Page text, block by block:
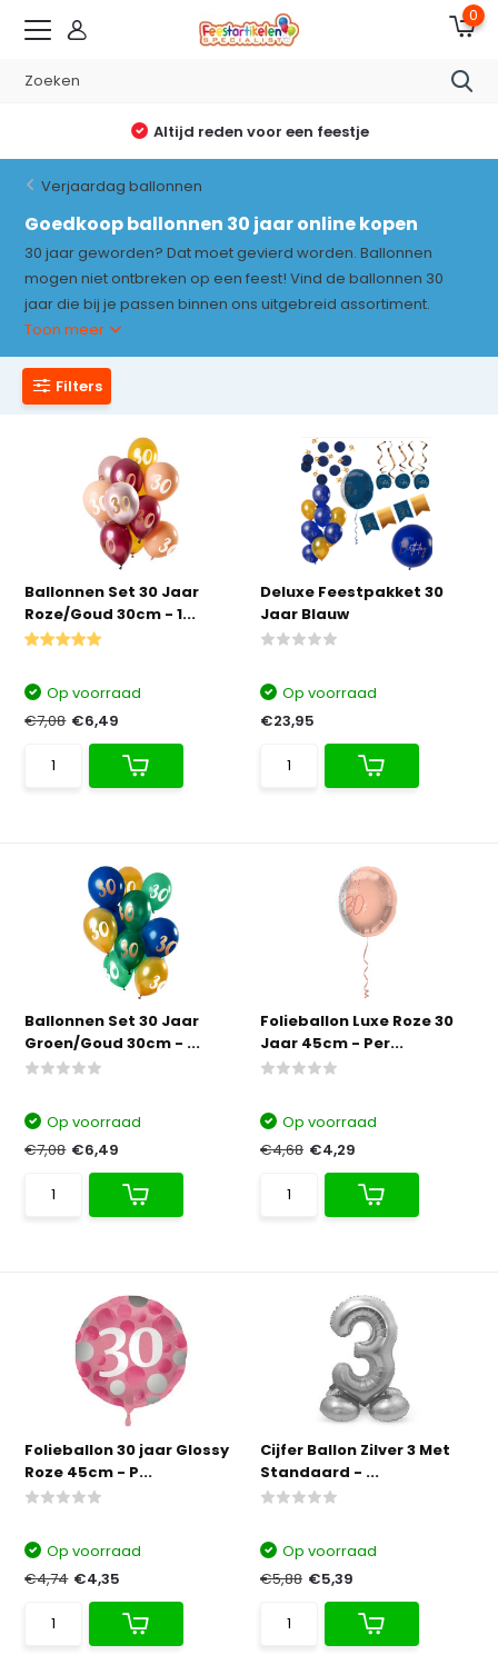
0
Altijd reden voor een feestje
Verjaardag ballonnen
Goedkoop ballonnen 30 jaar online kopen
30 jaar geworden? Dat moet gevierd worden. Ballonnen
mogen niet ontbreken op een feest! Vind de ballonnen 30
jaar die bij je passen binnen ons uitgebreid assortiment.
Toon meer
Filters
Ballonnen Set 30 Jaar
Roze/Goud 30cm - 1...
Op voorraad
€7,08 €6,49
Deluxe Feestpakket 30
Jaar Blauw
Op voorraad
€23,95
Ballonnen Set 30 Jaar
Groen/Goud 30cm - ...
Op voorraad
€7,08 €6,49
Folieballon Luxe Roze 30
Jaar 45cm - Per...
Op voorraad
€4,68 €4,29
Folieballon 30 jaar Glossy
Roze 45cm - P...
Op voorraad
€4,74 €4,35
Cijfer Ballon Zilver 3 Met
Standaard - ...
Op voorraad
€5,88 €5,39